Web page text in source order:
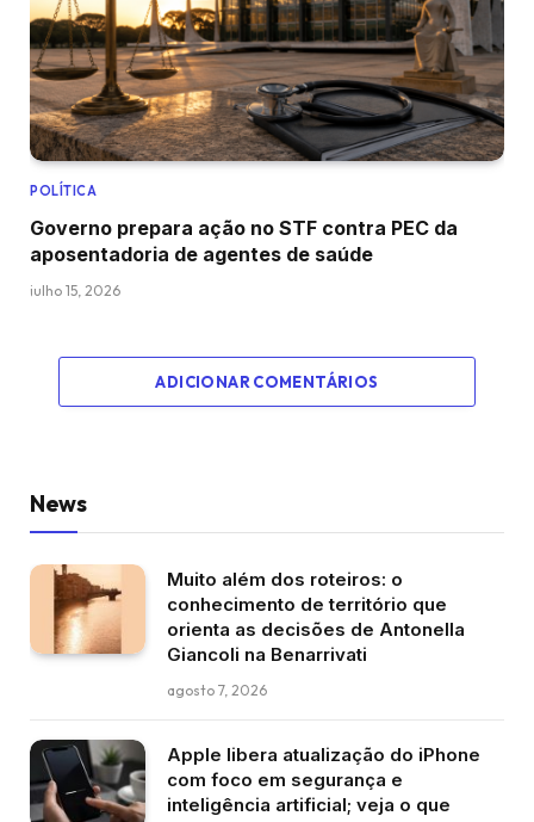
POLÍTICA
Governo prepara ação no STF contra PEC da
aposentadoria de agentes de saúde
julho 15, 2026
ADICIONAR COMENTÁRIOS
News
Muito além dos roteiros: o
conhecimento de território que
orienta as decisões de Antonella
Giancoli na Benarrivati
agosto 7, 2026
Apple libera atualização do iPhone
com foco em segurança e
inteligência artificial; veja o que